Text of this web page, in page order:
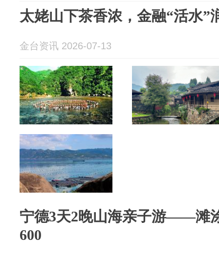
太姥山下茶香浓，金融“活水”
金台资讯 2026-07-13
宁德3天2晚山海亲子游——滩
600